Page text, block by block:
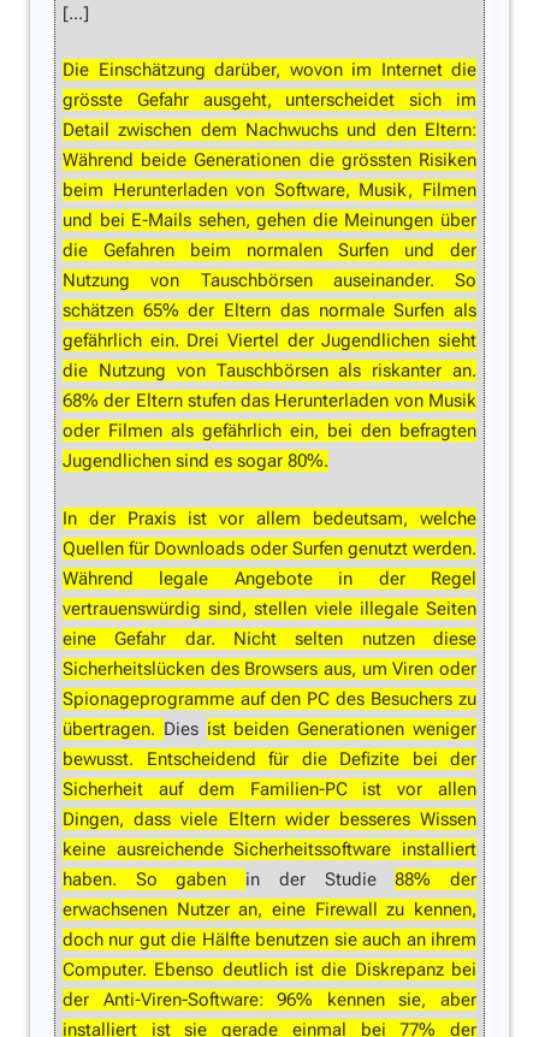
[...]
Die Einschätzung darüber, wovon im Internet die
grösste Gefahr ausgeht, unterscheidet sich im
Detail zwischen dem Nachwuchs und den Eltern:
Während beide Generationen die grössten Risiken
beim Herunterladen von Software, Musik, Filmen
und bei E-Mails sehen, gehen die Meinungen über
die Gefahren beim normalen Surfen und der
Nutzung von Tauschbörsen auseinander. So
schätzen 65% der Eltern das normale Surfen als
gefährlich ein. Drei Viertel der Jugendlichen sieht
die Nutzung von Tauschbörsen als riskanter an.
68% der Eltern stufen das Herunterladen von Musik
oder Filmen als gefährlich ein, bei den befragten
Jugendlichen sind es sogar 80%.
In der Praxis ist vor allem bedeutsam, welche
Quellen für Downloads oder Surfen genutzt werden.
Während legale Angebote in der Regel
vertrauenswürdig sind, stellen viele illegale Seiten
eine Gefahr dar. Nicht selten nutzen diese
Sicherheitslücken des Browsers aus, um Viren oder
Spionageprogramme auf den PC des Besuchers zu
übertragen. Dies ist beiden Generationen weniger
bewusst. Entscheidend für die Defizite bei der
Sicherheit auf dem Familien-PC ist vor allen
Dingen, dass viele Eltern wider besseres Wissen
keine ausreichende Sicherheitssoftware installiert
haben. So gaben in der Studie88% der
erwachsenen Nutzer an, eine Firewall zu kennen,
doch nur gut die Hälfte benutzen sie auch an ihrem
Computer. Ebenso deutlich ist die Diskrepanz bei
der Anti-Viren-Software: 96% kennen sie, aber
installiert ist sie gerade einmal bei 77% der